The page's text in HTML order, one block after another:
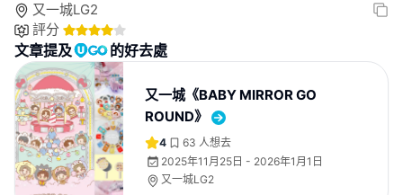
又一城LG2
評分
文章提及 的好去處
又一城《BABY MIRROR GO
ROUND》
4 63 人想去
2025年11月25日 - 2026年1月1日
又一城LG2